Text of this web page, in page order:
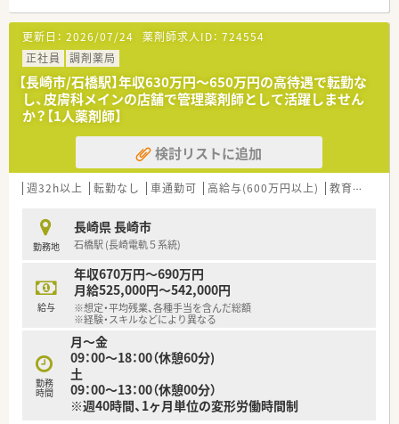
＜特徴・ポイントのご紹介＞
★薬剤師を守る独自システム
業務をサポートするために様々なシステムを独自開発していま
す。
その一つが約20年前から導入され、進化を続けている調剤シス
テム「SPITS」。
処方箋受付から一連の調剤業務を連動させ、業務効率化を図るほ
か、
調剤過誤防止機能を高め、患者様と働くスタッフを守っていま
システム改修が必要な制度変更があった場合も、迅速に対応でき
る強みを生かしていきます。
★刷新された新規採用者研修
中途入社ならではの悩みを解消し、さくら薬局グループのビジョ
ンや社内規定などをご案内。
同期入社の方との繋がりを踏まえ、『さくら薬局の薬剤師』とし
て、安心してキャリアをスタートいただくための研修です。
店舗OJT・フォローアップや通常の社内研修と絡めて中途入社専
門の体系的な研修をご用意。
★業界トップクラスの認定薬局数と盤石化を図る組織体制
全店舗で地域連携薬局を目指している地域に根差した調剤薬局
です。
がん診療連携拠点病院等との密な連携を行いつつ、より高度な薬
更新日： 2026/07/24 薬剤師求人ID： 724554
正社員
調剤薬局
【長崎市/石橋駅】年収630万円〜650万円の高待遇で転勤な
し、皮膚科メインの店舗で管理薬剤師として活躍しません
か？【1人薬剤師】
検討リストに追加
週32h以上 転勤なし 車通勤可 高給与(600万円以上) 教育制度あり
勤務地
長崎県 長崎市
石橋駅 (長崎電軌５系統)
給与
年収670万円～690万円
月給525,000円～542,000円
※想定・平均残業、各種手当を含んだ総額
※経験・スキルなどにより異なる
勤務
時間
月～金
09：00～18：00（休憩60分)
土
09：00～13：00（休憩00分）
※週40時間、1ヶ月単位の変形労働時間制